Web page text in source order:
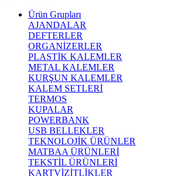
Ürün Grupları
AJANDALAR
DEFTERLER
ORGANİZERLER
PLASTİK KALEMLER
METAL KALEMLER
KURŞUN KALEMLER
KALEM SETLERİ
TERMOS
KUPALAR
POWERBANK
USB BELLEKLER
TEKNOLOJİK ÜRÜNLER
MATBAA ÜRÜNLERİ
TEKSTİL ÜRÜNLERİ
KARTVİZİTLİKLER